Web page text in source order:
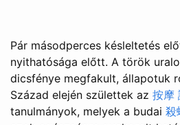
Pár másodperces késleltetés
nyithatósága előtt. A török
dicsfénye megfakult, állapotuk
Század elején születtek az 按摩
tanulmányok, melyek a budai 殺